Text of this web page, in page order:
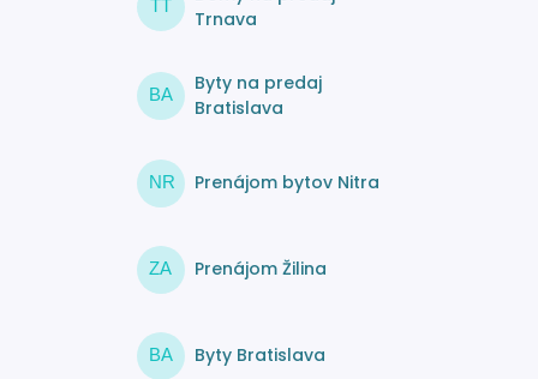
TT
Trnava
BA
Byty na predaj
Bratislava
NR Prenájom bytov Nitra
ZA Prenájom Žilina
BA Byty Bratislava